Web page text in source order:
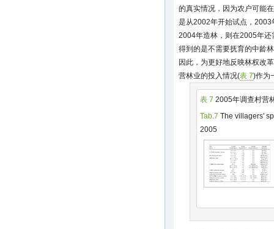
的真实情况，因为农户可能
是从2002年开始试点，
2004年造林，则在2005年还
得到的是不需要抚育的中龄
因此，为更好地反映林权改
营林业的投入情况(表 7)作为
表 7 2005年调查村营
Tab.7 The villagers'
2005